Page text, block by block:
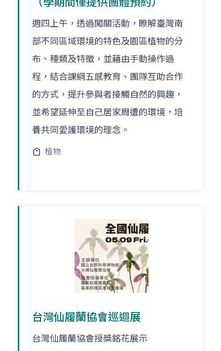
週四上午，透過闖關活動，瞭解臺灣南
部不同區域環境的特色及園區植物的分
布、種類及特徵，並藉由手動操作過
程，結合課綱五感教育、團隊互助合作
的方式，提升參與者接觸自然的興趣，
並希望延伸至自己居家周遭的環境，培
養共同愛護環境的理念。
植物
台灣仙履蘭協會巡迴展
台灣仙履蘭協會授獎銘花展示